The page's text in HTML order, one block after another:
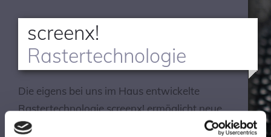
screenx!
Rastertechnologie
Die eigens bei uns im Haus entwickelte
Rastertechnologie screenx! ermöglicht neue
Optionen im Bereich des Feinrasterdrucks als